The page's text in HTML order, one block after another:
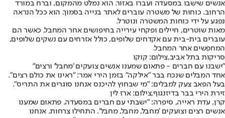
אנשים שישבו במסעדה ועברו באזור. הוא נמלט מהמקום, וברח במורד
הרחוב. כוחות של משטרה עוברים לאתר בנייה בסמוך. הוא ככל הנראה
נפגע על ידי כוחות המשטרה ונוטרל.
מאות שוטרים, חיילים ופקחי עירייה בחיפושים אחר המחבל, כאשר הם
עוברים בית-בית עם אקדחים שלופים, כולל אזרחים עם נשקים שלופים,
המחפשים אחר המחבל.
סריקות בתל אביב,צילום: קוקו
"ישבנו עם חברים - פתאום שמענו אנשים צועקים 'מחבל' ורצים"
אחד המבלים שנכח בבר "אילקה" בזמן הירי אמר: "ראינו את כולם רצים".
בעל הפאב צעק למבלים: "מי שבחוץ להיכנס אנחנו סוגרים את התריס".
זירת הירי בבר בדיזנגוף,צילום: ארז לין
קרן, עדת ראייה, סיפרה: "ישבתי עם חברים במסעדה. פתאום שמענו
אנשים רצים וצועקים 'מחבל, מחבל, מחבל'. התחילו צרחות. אנחנו